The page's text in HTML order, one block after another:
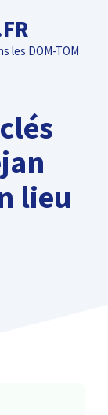
les DOM-TOM
lieu